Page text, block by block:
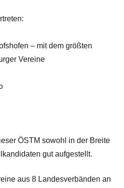
– mit dem größten
Vereine
ÖSTM sowohl in der Breite
gut aufgestellt.
aus 8 Landesverbänden an